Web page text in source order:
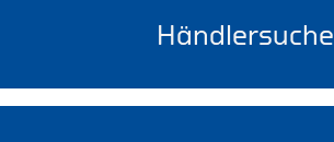
Händlersuche